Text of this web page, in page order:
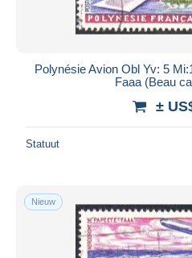
Polynésie Avion Obl Yv: 5
Faaa (Beau
±
Statuut
Nieuw